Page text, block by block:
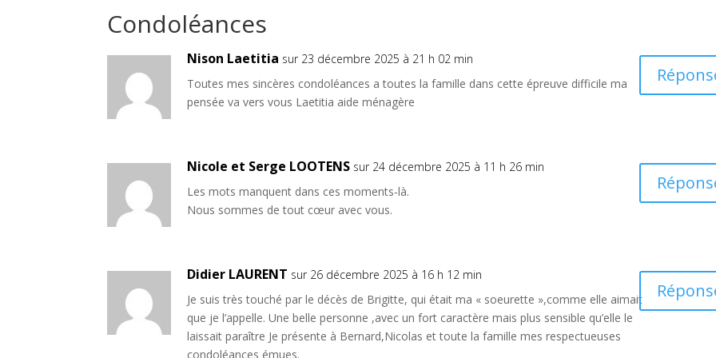
Nison Laetitia sur 23 décembre 2025 à 21 h 02 min
Toutes mes sincères condoléances a toutes la famille dans cette épreuve difficile ma
pensée va vers vous Laetitia aide ménagère
Nicole et Serge LOOTENS sur 24 décembre 2025 à 11 h 26 min
Les mots manquent dans ces moments-là.
Nous sommes de tout cœur avec vous.
Didier LAURENT sur 26 décembre 2025 à 16 h 12 min
Je suis très touché par le décès de Brigitte, qui était ma « soeurette »,comme elle aimait
que je l’appelle. Une belle personne ,avec un fort caractère mais plus sensible qu’elle le
laissait paraître Je présente à Bernard,Nicolas et toute la famille mes respectueuses
condoléances émues.